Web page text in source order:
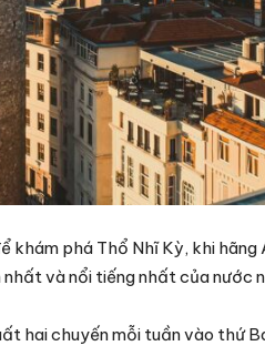
phá Thổ Nhĩ Kỳ, khi
và nổi tiếng nhất của nước
hai chuyến mỗi tuần vào thứ